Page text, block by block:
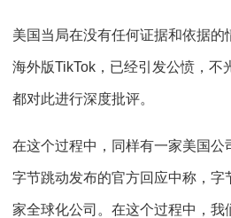
美国当局在没有任何证据和依据
海外版TikTok，已经引发公愤，不
都对此进行深度批评。
在这个过程中，同样有一家美国公
字节跳动发布的官方回应中称，字
家全球化公司。在这个过程中，我